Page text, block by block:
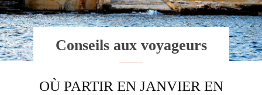
Conseils aux voyageurs
OÙ PARTIR EN JANVIER EN